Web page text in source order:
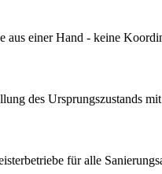
aus einer Hand - keine
des Ursprungszustands
für alle